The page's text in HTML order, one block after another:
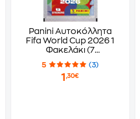
Panini Αυτοκόλλητα
Fifa World Cup 2026 1
Φακελάκι (7
Αυτοκόλλητα)
5 (3)
1,30€